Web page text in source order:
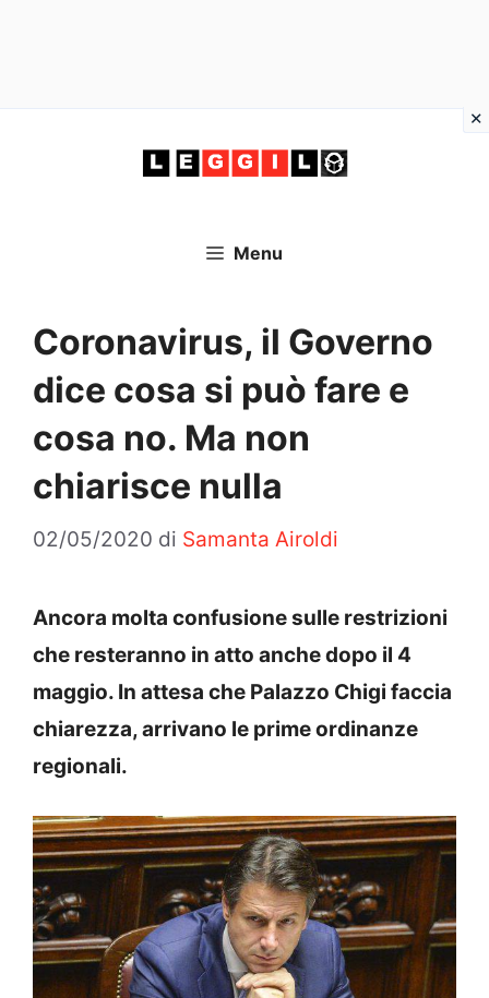
Menu
Coronavirus, il Governo
dice cosa si può fare e
cosa no. Ma non
chiarisce nulla
02/05/2020 di Samanta Airoldi
Ancora molta confusione sulle restrizioni
che resteranno in atto anche dopo il 4
maggio. In attesa che Palazzo Chigi faccia
chiarezza, arrivano le prime ordinanze
regionali.